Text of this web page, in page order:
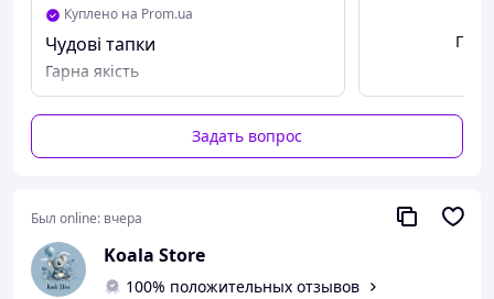
Куплено на Prom.ua
Чудові тапки
Гарна якість
Задать вопрос
Был online: вчера
Koala Store
100% положительных отзывов